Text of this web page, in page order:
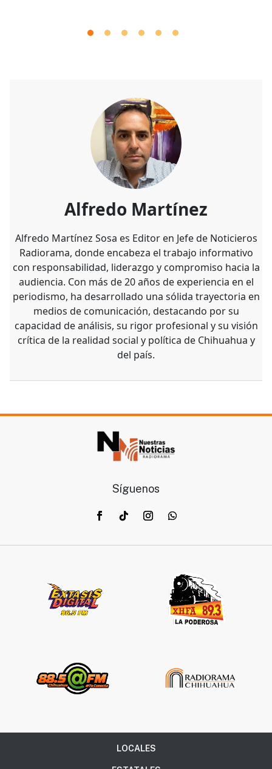
Alfredo Martínez
Alfredo Martínez Sosa es Editor en Jefe de Noticieros
Radiorama, donde encabeza el trabajo informativo
con responsabilidad, liderazgo y compromiso hacia la
audiencia. Con más de 20 años de experiencia en el
periodismo, ha desarrollado una sólida trayectoria en
medios de comunicación, destacando por su
capacidad de análisis, su rigor profesional y su visión
crítica de la realidad social y política de Chihuahua y
del país.
Síguenos
LOCALES